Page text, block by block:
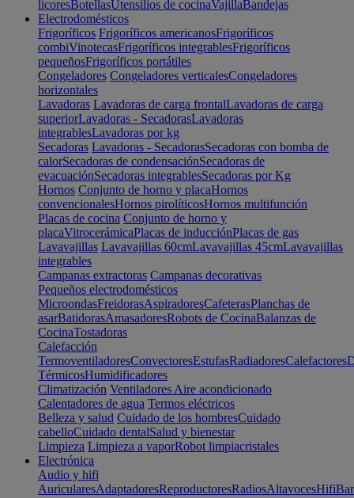
licoresBotellasUtensilios de cocinaVajillaBandejas
Electrodomésticos
Frigoríficos Frigoríficos americanosFrigoríficos
combiVinotecasFrigoríficos integrablesFrigoríficos
pequeñosFrigoríficos portátiles
Congeladores Congeladores verticalesCongeladores
horizontales
Lavadoras Lavadoras de carga frontalLavadoras de carga
superiorLavadoras - SecadorasLavadoras
integrablesLavadoras por kg
Secadoras Lavadoras - SecadorasSecadoras con bomba de
calorSecadoras de condensaciónSecadoras de
evacuaciónSecadoras integrablesSecadoras por Kg
Hornos Conjunto de horno y placaHornos
convencionalesHornos pirolíticosHornos multifunción
Placas de cocina Conjunto de horno y
placaVitrocerámicaPlacas de inducciónPlacas de gas
Lavavajillas Lavavajillas 60cmLavavajillas 45cmLavavajillas
integrables
Campanas extractoras Campanas decorativas
Pequeños electrodomésticos
MicroondasFreidorasAspiradoresCafeterasPlanchas de
asarBatidorasAmasadoresRobots de CocinaBalanzas de
CocinaTostadoras
Calefacción
TermoventiladoresConvectoresEstufasRadiadoresCalefactores
TérmicosHumidificadores
Climatización Ventiladores Aire acondicionado
Calentadores de agua Termos eléctricos
Belleza y salud Cuidado de los hombresCuidado
cabelloCuidado dentalSalud y bienestar
Limpieza Limpieza a vaporRobot limpiacristales
Electrónica
Audio y hifi
AuricularesAdaptadoresReproductoresRadiosAltavocesHifi